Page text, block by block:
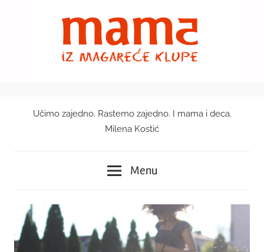
Mama
magareće
klupe
Učimo zajedno. Rastemo zajedno. I mama i deca.
Milena Kostić
Menu